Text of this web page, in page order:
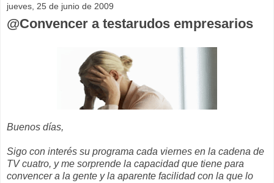
jueves, 25 de junio de 2009
@Convencer a testarudos empresarios
Buenos días,
Sigo con interés su programa cada viernes en la cadena de
TV cuatro, y me sorprende la capacidad que tiene para
convencer a la gente y la aparente facilidad con la que lo